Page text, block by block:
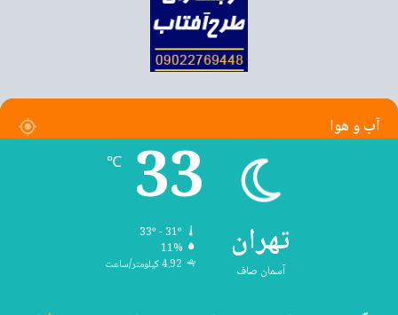
آب و هوا
تهران
آسمان صاف
33
℃
33º - 31º
11%
4.92 کیلومتر/ساعت